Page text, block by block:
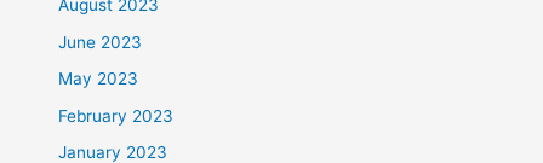
August 2023
June 2023
May 2023
February 2023
January 2023